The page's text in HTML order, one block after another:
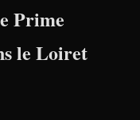
Prime
le Loiret